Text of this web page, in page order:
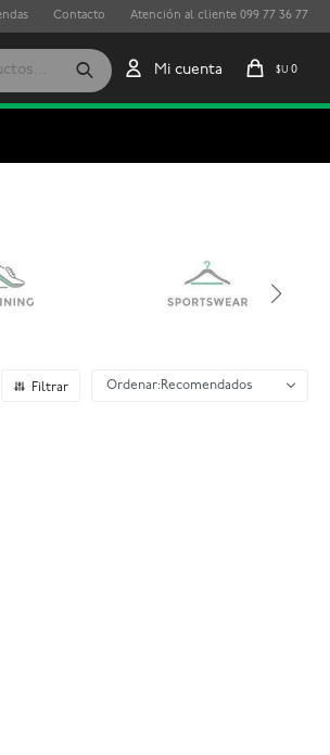
$U 0
Contacto Atención al cliente 099 77 36 77
Recomendados